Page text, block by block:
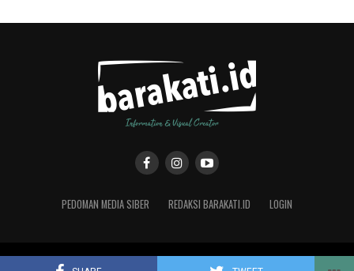
PEDOMAN MEDIA SIBER REDAKSI BARAKATI.ID LOGIN
Copyright © 2019 Barakati.ID supported by CMS Studio Design